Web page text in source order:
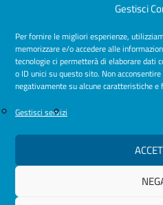
Gestisci
Per fornire le migliori esperienze,
memorizzare e/o accedere alle
tecnologie ci permetterà di elaborare dati
o ID unici su questo sito. Non
negativamente su alcune caratteristiche e
Gestisci servizi
© 2026 Ordine Psicologhe e
Amministrazione Trasparente
Normative
Cookie Policy
Privacy Policy